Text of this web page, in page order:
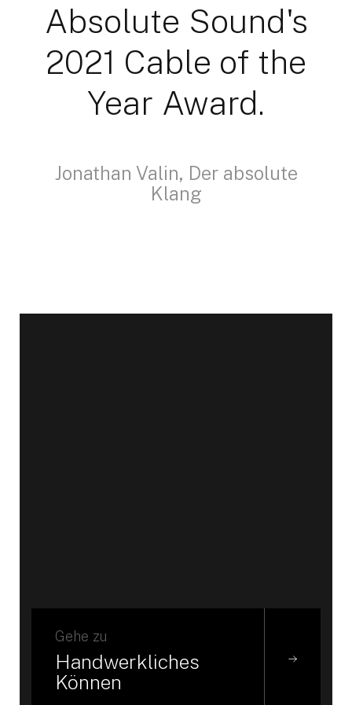
Absolute Sound's
2021 Cable of the
Year Award.
Jonathan Valin, Der absolute
Klang
Gehe zu
Handwerkliches
Können